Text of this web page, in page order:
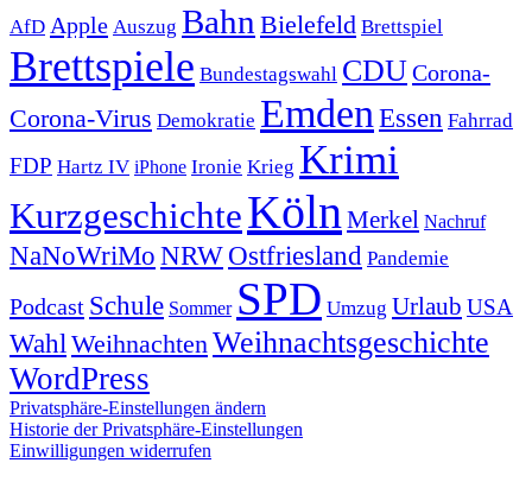
AfD Apple Auszug Bahn Bielefeld Brettspiel
Brettspiele Bundestagswahl CDUCorona-
Corona-Virus Demokratie Emden Essen Fahrrad
FDP Hartz IV iPhone Ironie Krieg Krimi
KurzgeschichteKöln Merkel Nachruf
NaNoWriMo NRWOstfriesland Pandemie
Podcast Schule Sommer SPD Umzug Urlaub USA
Wahl Weihnachten Weihnachtsgeschichte
WordPress
Privatsphäre-Einstellungen ändern
Historie der Privatsphäre-Einstellungen
Einwilligungen widerrufen